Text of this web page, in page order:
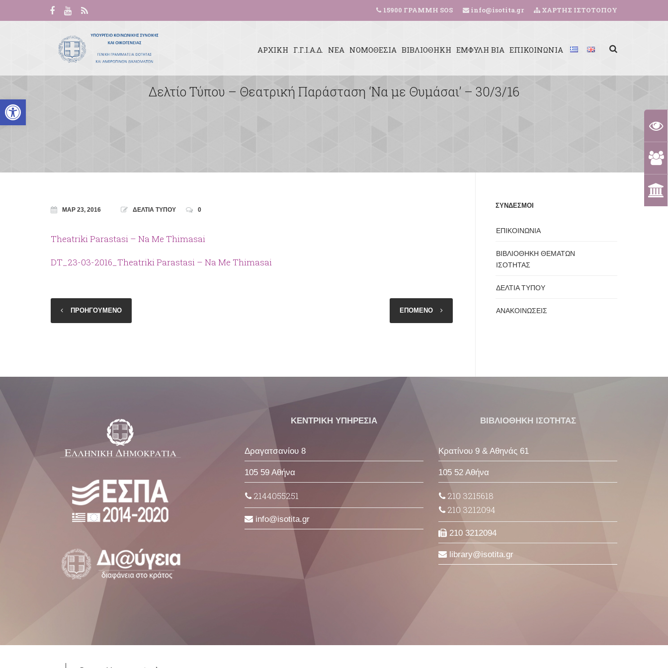
Ανοίξτε τη γραμμή εργαλείων
15900 ΓΡΑΜΜΗ SOS info@isotita.gr ΧΑΡΤΗΣ ΙΣΤΟΤΟΠΟΥ
ΑΡΧΙΚΗ Γ.Γ.Ι.Α.Δ. ΝΕΑ ΝΟΜΟΘΕΣΙΑ ΒΙΒΛΙΟΘΗΚΗ ΕΜΦΥΛΗ ΒΙΑ ΕΠΙΚΟΙΝΩΝΙΑ
Δελτίο Τύπου – Θεατρική Παράσταση ‘Να με Θυμάσαι’ – 30/3/16
ΜΑΡ 23, 2016 ΔΕΛΤΙΑ ΤΥΠΟΥ 0
Theatriki Parastasi – Na Me Thimasai
DT_23-03-2016_Theatriki Parastasi – Na Me Thimasai
ΠΡΟΗΓΟΥΜΕΝΟ ΕΠΟΜΕΝΟ
ΣΥΝΔΕΣΜΟΙ
ΕΠΙΚΟΙΝΩΝΙΑ
ΒΙΒΛΙΟΘΗΚΗ ΘΕΜΑΤΩΝ
ΙΣΟΤΗΤΑΣ
ΔΕΛΤΙΑ ΤΥΠΟΥ
ΑΝΑΚΟΙΝΩΣΕΙΣ
ΚΕΝΤΡΙΚΗ ΥΠΗΡΕΣΙΑ
Δραγατσανίου 8
105 59 Αθήνα
2144055251
info isotita gr
ΒΙΒΛΙΟΘΗΚΗ ΙΣΟΤΗΤΑΣ
Κρατίνου 9 & Αθηνάς 61
105 52 Αθήνα
210 3215618
210 3212094
210 3212094
library isotita gr